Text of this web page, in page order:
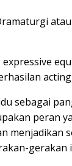
sebagai
gerakan